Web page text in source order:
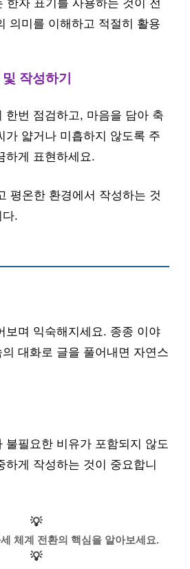
한자 표기를 사용하는 것이 전
의미를 이해하고 적절히 활용
작성하기
한번 점검하고, 마음을 담아 축
가 얇거나 미흡하지 않도록 주
하게 표현하세요.
평온한 환경에서 작성하는 것
다.
보며 익숙해지세요. 종종 이야
대화로 글을 풀어내면 자연스
불필요한 비유가 포함되지 않도
하게 작성하는 것이 중요합니
💡
체계 전환의 핵심을 알아보세요.
💡